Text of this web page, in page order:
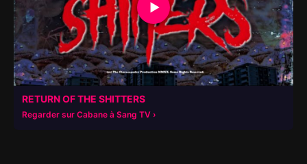
▶
RETURN OF THE SHITTERS
Regarder sur Cabane à Sang TV